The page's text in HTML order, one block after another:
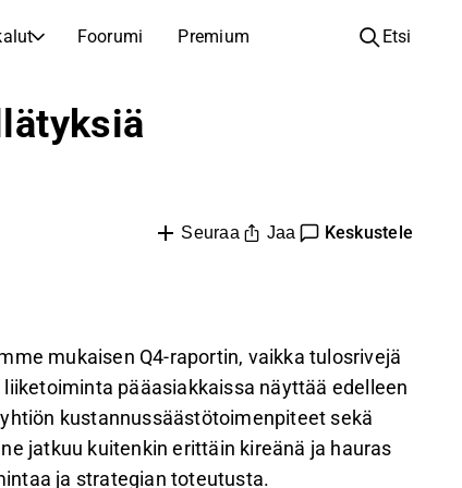
Foorumi Premium
Yhtiöt
Inspiraatiota seuraavaan sijoitukseesi
Yhtiökokouskutsut
Analyysikoulu
Oppaita ja oppitunteja sijoitusosaamisen kasvattamiseen
Etsi
Seuraa Jaa Keskustele
mukaisen Q4-raportin, vaikka tulosrivejä
pääasiakkaissa näyttää edelleen
kustannussäästötoimenpiteet sekä
jatkuu kuitenkin erittäin kireänä ja hauras
ja strategian toteutusta.